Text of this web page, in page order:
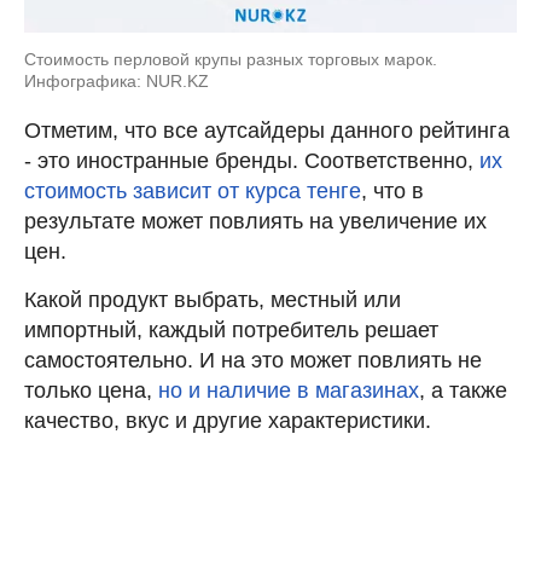
Стоимость перловой крупы разных торговых марок.
Инфографика: NUR.KZ
Отметим, что все аутсайдеры данного рейтинга
- это иностранные бренды. Соответственно, их
стоимость зависит от курса тенге, что в
результате может повлиять на увеличение их
цен.
Какой продукт выбрать, местный или
импортный, каждый потребитель решает
самостоятельно. И на это может повлиять не
только цена, но и наличие в магазинах, а также
качество, вкус и другие характеристики.